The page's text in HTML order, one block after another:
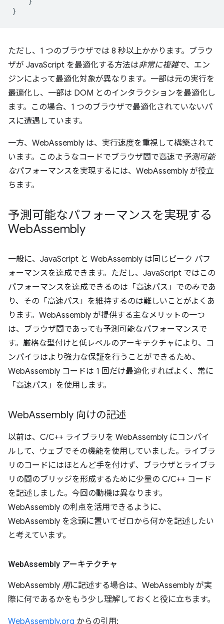
}
ただし、1 つのブラウザでは 8 秒以上かかります。ブラウ
ザが JavaScript を最適化する方法は非常に複雑で、エン
ジンによって最適化対象が異なります。一部は元の実行を
最適化し、一部は DOM とのインタラクションを最適化し
ます。この場合、1 つのブラウザで最適化されていないパ
スに遭遇しています。
一方、WebAssembly は、実行速度を重視して構築されて
います。このようなコードでブラウザ間で高速で予測可能
なパフォーマンスを実現するには、WebAssembly が役立
ちます。
予測可能なパフォーマンスを実現する
WebAssembly
一般に、JavaScript と WebAssembly は同じピーク パフ
ォーマンスを達成できます。ただし、JavaScript ではこの
パフォーマンスを達成できるのは「高速パス」でのみであ
り、その「高速パス」を維持するのは難しいことがよくあ
ります。WebAssembly が提供する主なメリットの一つ
は、ブラウザ間であっても予測可能なパフォーマンスで
す。厳格な型付けと低レベルのアーキテクチャにより、コ
ンパイラはより強力な保証を行うことができるため、
WebAssembly コードは 1 回だけ最適化すればよく、常に
「高速パス」を使用します。
WebAssembly 向けの記述
以前は、C/C++ ライブラリを WebAssembly にコンパイ
ルして、ウェブでその機能を使用していました。ライブラ
リのコードにはほとんど手を付けず、ブラウザとライブラ
リの間のブリッジを形成するために少量の C/C++ コード
を記述しました。今回の動機は異なります。
WebAssembly の利点を活用できるように、
WebAssembly を念頭に置いてゼロから何かを記述したい
と考えています。
WebAssembly アーキテクチャ
WebAssembly 用に記述する場合は、WebAssembly が実
際に何であるかをもう少し理解しておくと役に立ちます。
WebAssembly.org からの引用: